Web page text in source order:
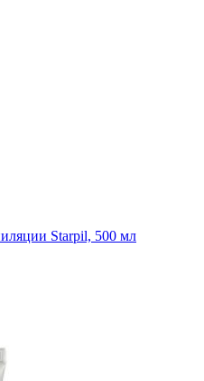
Starpil, 500 мл